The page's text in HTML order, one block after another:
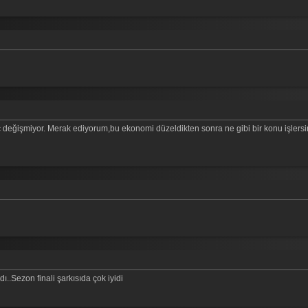
Merak ediyorum,bu ekonomi düzeldikten sonra ne gibi bir konu
finali şarkısıda çok iyidi